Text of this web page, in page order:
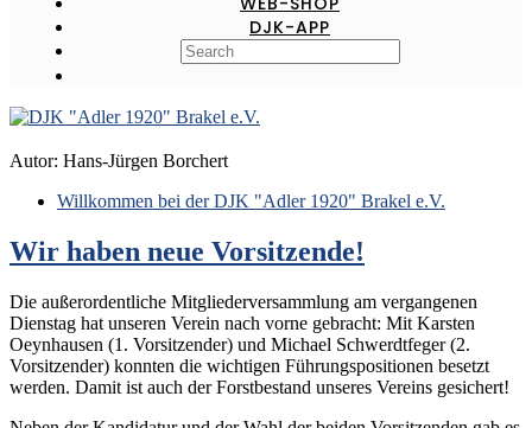
DJK-APP
Autor: Hans-Jürgen Borchert
Willkommen bei der DJK "Adler 1920" Brakel e.V.
Wir haben neue Vorsitzende!
Die außerordentliche Mitgliederversammlung am vergangenen
Dienstag hat unseren Verein nach vorne gebracht: Mit Karsten
Oeynhausen (1. Vorsitzender) und Michael Schwerdtfeger (2.
Vorsitzender) konnten die wichtigen Führungspositionen besetzt
werden. Damit ist auch der Forstbestand unseres Vereins gesichert!